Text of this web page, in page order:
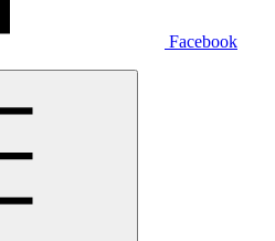
Facebook